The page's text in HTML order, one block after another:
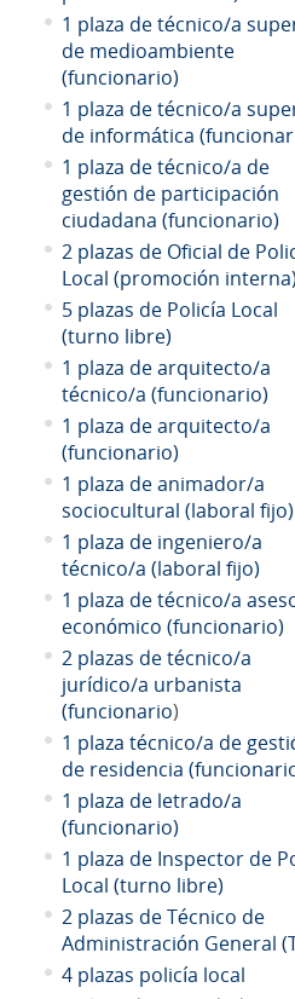
1 plaza de técnico/a
de medioambiente
(funcionario)
1 plaza de técnico/a
de informática
1 plaza de técnico/a de
gestión de participación
ciudadana (funcionario)
2 plazas de Oficial de
Local (promoción interna)
5 plazas de Policía Local
(turno libre)
1 plaza de arquitecto/a
técnico/a (funcionario)
1 plaza de arquitecto/a
(funcionario)
1 plaza de animador/a
sociocultural (laboral fijo)
1 plaza de ingeniero/a
técnico/a (laboral fijo)
1 plaza de técnico/a
económico (funcionario)
2 plazas de técnico/a
jurídico/a urbanista
(funcionario)
1 plaza técnico/a de
de residencia
1 plaza de letrado/a
(funcionario)
1 plaza de Inspector de
Local (turno libre)
2 plazas de Técnico de
Administración General
4 plazas policía local